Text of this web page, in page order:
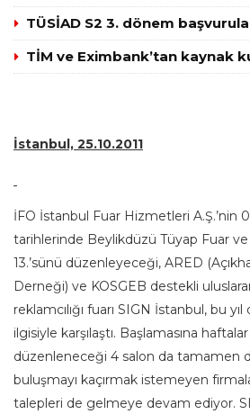
TÜSİAD S2 3. dönem
TİM ve Eximbank’tan kaynak
İstanbul, 25.10.2011
İFO İstanbul Fuar Hizmetleri A.Ş.’nin
tarihlerinde Beylikdüzü Tüyap Fuar
13.’sünü düzenleyeceği, ARED
Derneği) ve KOSGEB destekli
reklamcılığı fuarı SIGN İstanbul, bu
ilgisiyle karşılaştı. Başlamasına
düzenleneceği 4 salon da tamamen
buluşmayı kaçırmak istemeyen
talepleri de gelmeye devam ediyor.